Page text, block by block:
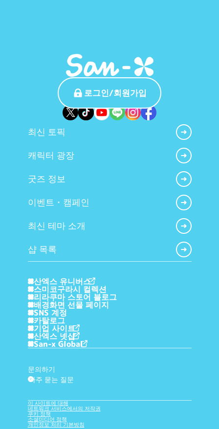
로그인/회원가입
최신 토픽
캐릭터 광장
굿즈 정보
이벤트・캠페인
최신 테마 소개
샵 목록
산엑스 유니버스
스미코구라시 컬렉션
리라쿠마 스토어 블로그
배경화면 선물 페이지
SNS 계정
카탈로그
기업 사이트
산엑스 넷샵
San-x Global
문의하기
?
자주 묻는 질문
이 사이트에 대해
네트워크 서비스에서의 저작권
쿠키 정책
소셜미디어 정책
개인정보 처리 기본방침